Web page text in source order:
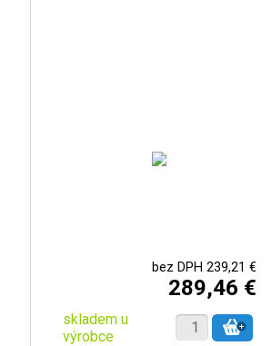
bez DPH 239,21 €
289,46 €
skladem u
výrobce